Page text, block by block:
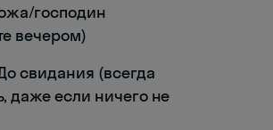
господин
вечером)
свидания (всегда
даже если ничего не